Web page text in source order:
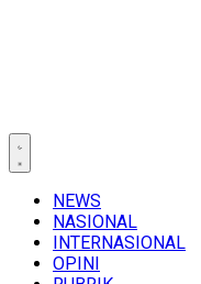
NEWS
NASIONAL
INTERNASIONAL
OPINI